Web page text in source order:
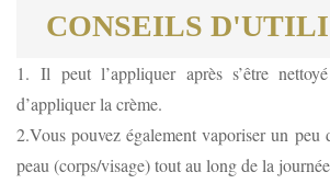
CONSEILS
1. Il peut l’appliquer après s’être
d’appliquer la crème.
2.Vous pouvez également vaporiser un peu
peau (corps/visage) tout au long de la